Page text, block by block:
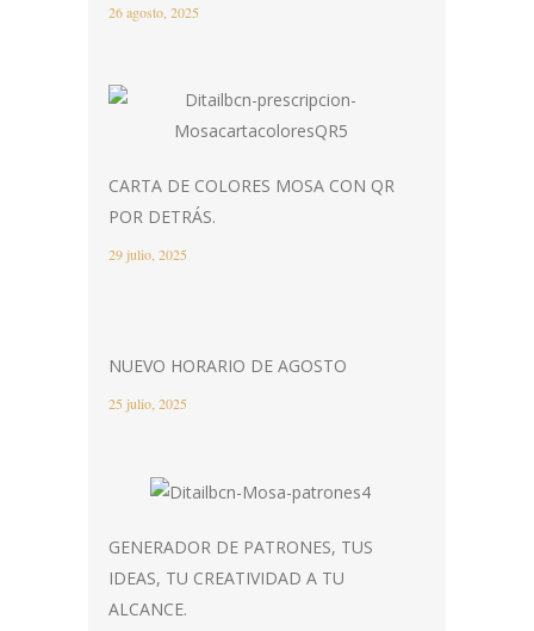
26 agosto, 2025
CARTA DE COLORES MOSA CON QR
POR DETRÁS.
29 julio, 2025
NUEVO HORARIO DE AGOSTO
25 julio, 2025
GENERADOR DE PATRONES, TUS
IDEAS, TU CREATIVIDAD A TU
ALCANCE.